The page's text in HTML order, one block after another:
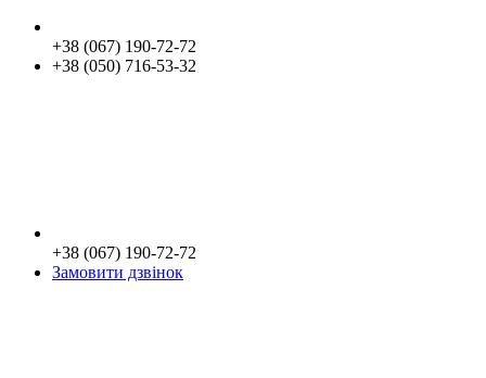
+38 (067) 190-72-72
+38 (050) 716-53-32
+38 (067) 190-72-72
Замовити дзвінок